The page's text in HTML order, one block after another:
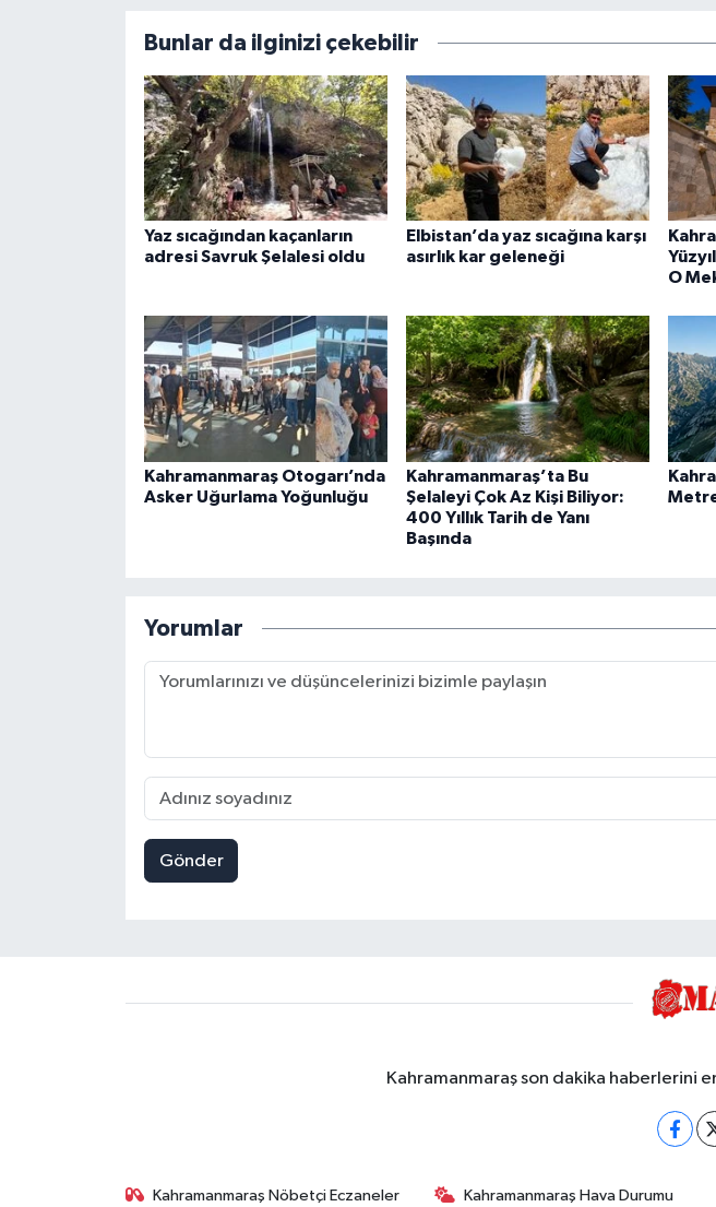
Bunlar da ilginizi çekebilir
Yaz sıcağından kaçanların
adresi Savruk Şelalesi oldu
Elbistan’da yaz sıcağına karşı
asırlık kar geleneği
O
Kahramanmaraş Otogarı’nda
Asker Uğurlama Yoğunluğu
Kahramanmaraş’ta Bu
Şelaleyi Çok Az Kişi Biliyor:
400 Yıllık Tarih de Yanı
Başında
Yorumlar
Gönder
Kahramanmaraş son dakika haberlerini
Kahramanmaraş Nöbetçi Eczaneler Kahramanmaraş Hava Durumu